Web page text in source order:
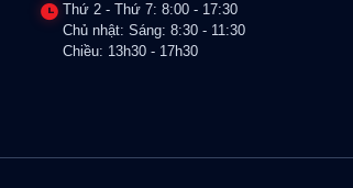
Thứ 2 - Thứ 7: 8:00 - 17:30
Chủ nhật: Sáng: 8:30 - 11:30
Chiều: 13h30 - 17h30